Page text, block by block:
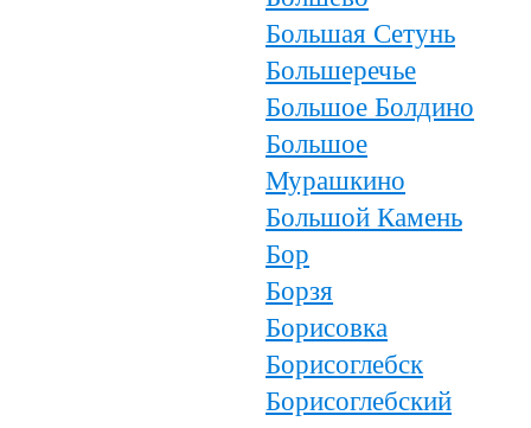
Большая Сетунь
Большеречье
Большое Болдино
Большое
Мурашкино
Большой Камень
Бор
Борзя
Борисовка
Борисоглебск
Борисоглебский